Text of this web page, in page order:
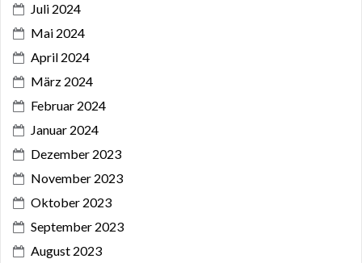
Juli 2024
Mai 2024
April 2024
März 2024
Februar 2024
Januar 2024
Dezember 2023
November 2023
Oktober 2023
September 2023
August 2023